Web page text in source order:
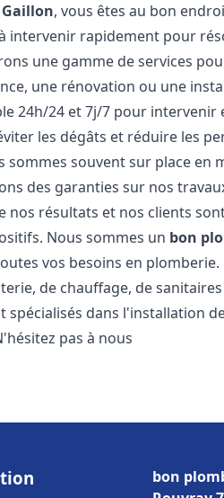
Gaillon, vous êtes au bon
intervenir rapidement pour
une gamme de services
une rénovation ou une
24h/24 et 7j/7 pour intervenir
les dégâts et réduire les
souvent sur place en
des garanties sur nos
nos résultats et nos clients
Nous sommes un bon
vos besoins en
de chauffage, de
spécialisés dans l'installation
pas à nous
bon